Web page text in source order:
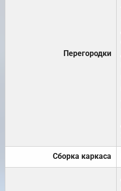
Перегородки
Сборка каркаса